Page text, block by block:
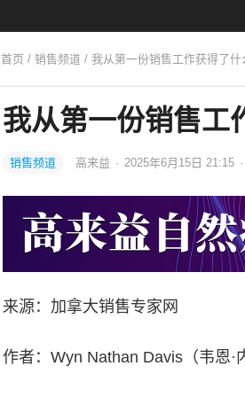
首页 /销售频道 / 我从第一份销售工作获得了什
我从第一份销售工
销售频道 高来益 · 2025年6月15日 21:15 ·
来源：加拿大销售专家网
作者：Wyn Nathan Davis（韦恩·